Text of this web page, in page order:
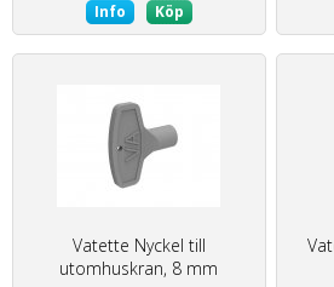
Info Köp
Vatette Nyckel till
utomhuskran, 8 mm